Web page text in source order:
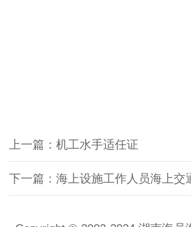
上一篇：机工水手适任证